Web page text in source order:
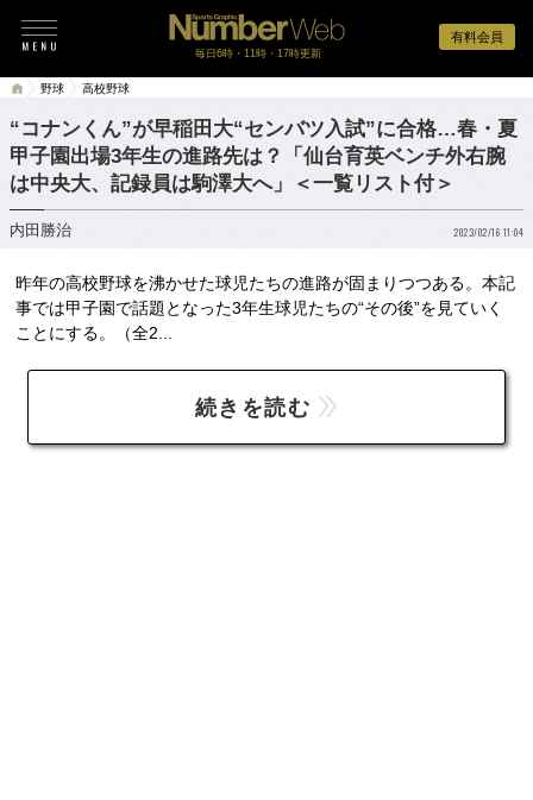
有料会員
毎日6時・11時・17時更新
野球 高校野球
“コナンくん”が早稲田大“センバツ入試”に合格…春・夏
甲子園出場3年生の進路先は？「仙台育英ベンチ外右腕
は中央大、記録員は駒澤大へ」＜一覧リスト付＞
内田勝治 2023/02/16 11:04
昨年の高校野球を沸かせた球児たちの進路が固まりつつある。本記
事では甲子園で話題となった3年生球児たちの“その後”を見ていく
ことにする。（全2...
続きを読む